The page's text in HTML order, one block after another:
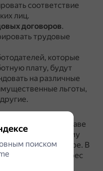
соответствие
лиц.
договоров.
трудовые
которые
плату, будут
на различные
льготы,
что
в конверте, он вправе
и выплаты ему
размере. В
увольнения в адрес
в органы
поиском